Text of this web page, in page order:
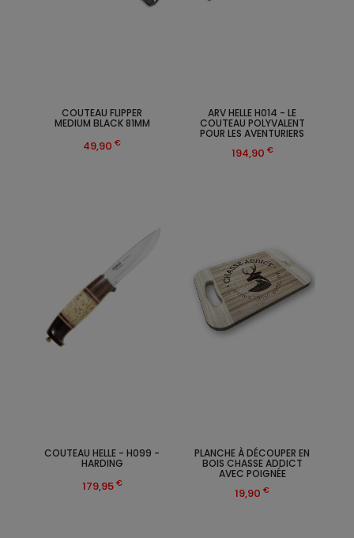
COUTEAU FLIPPER
MEDIUM BLACK 81MM
49,90 €
ARV HELLE H014 - LE
COUTEAU POLYVALENT
POUR LES AVENTURIERS
194,90 €
COUTEAU HELLE - H099 -
HARDING
179,95 €
PLANCHE À DÉCOUPER EN
BOIS CHASSE ADDICT
AVEC POIGNÉE
19,90 €